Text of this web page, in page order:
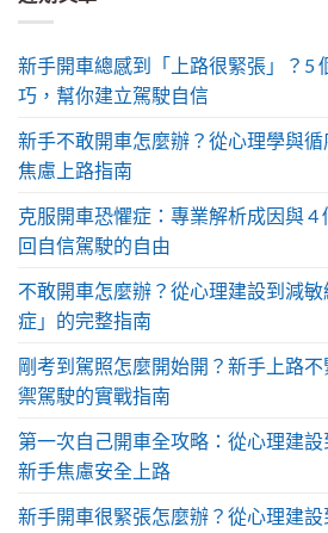
新手開車總感到「上路很緊張」？5
巧，幫你建立駕駛自信
新手不敢開車怎麼辦？從心理學與
焦慮上路指南
克服開車恐懼症：專業解析成因與 4
回自信駕駛的自由
不敢開車怎麼辦？從心理建設到減
症」的完整指南
剛考到駕照怎麼開始開？新手上路
禦駕駛的實戰指南
第一次自己開車全攻略：從心理建設
新手焦慮安全上路
新手開車很緊張怎麼辦？從心理建